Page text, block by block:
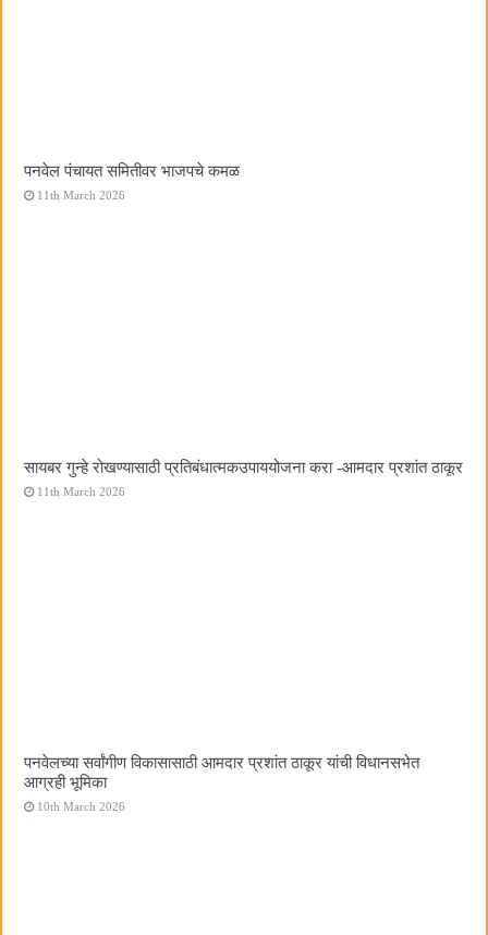
पनवेल पंचायत समितीवर भाजपचे कमळ
11th March 2026
सायबर गुन्हे रोखण्यासाठी प्रतिबंधात्मकउपाययोजना करा -आमदार प्रशांत ठाकूर
11th March 2026
पनवेलच्या सर्वांगीण विकासासाठी आमदार प्रशांत ठाकूर यांची विधानसभेत
आग्रही भूमिका
10th March 2026